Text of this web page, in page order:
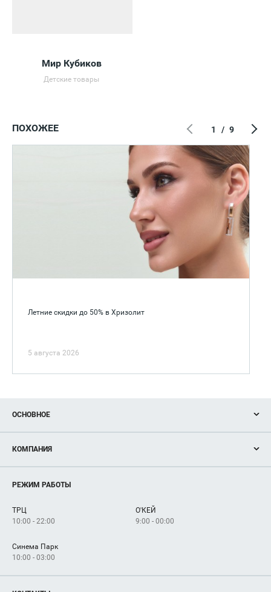
Мир Кубиков
Детские товары
ПОХОЖЕЕ
Летние скидки до 50% в Хризолит
5 августа 2026
1 / 9
ОСНОВНОЕ
Новости
Магазины
Услуги
КОМПАНИЯ
Рекламодателям
Как добраться
РЕЖИМ РАБОТЫ
ТРЦ
10:00 - 22:00
О'КЕЙ
9:00 - 00:00
Синема Парк
10:00 - 03:00